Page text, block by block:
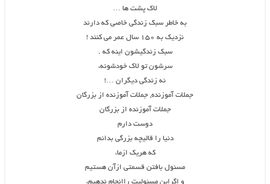
لاک پشت ها …
به خاطر سبک زندگی خاصی که دارند
نزدیک به ۱۵۰ سال عمر می کنند !
سبک زندگیشون اینه که .
سرشون تو لاک خودشونه،
نه زندگی دیگران …!
جملات آموزنده, جملات آموزنده از بزرگان
جملات آموزنده از بزرگان
دوست دارم
دنیا را قالیچه بزرگی بدانم
که هریک ازما،
مسئول بافتن قسمتی ازآن هستیم
و اگراین مسئولیت راانجام ندهیم،